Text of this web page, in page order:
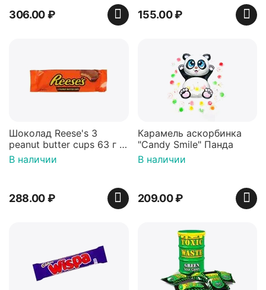
306.00₽ 155.00₽
Шоколад Reese's 3
peanut butter cups 63 г с
арахисовой пастой
В наличии
288.00₽
Карамель аскорбинка
"Candy Smile" Панда
В наличии
209.00₽